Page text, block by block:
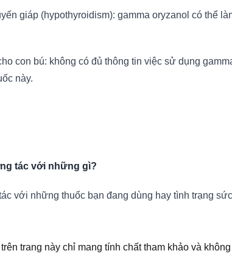
giáp (hypothyroidism): gamma oryzanol có thể
con bú: không có đủ thông tin việc sử dụng
này.
tác với những gì?
với những thuốc bạn đang dùng hay tình trạng
trang này chỉ mang tính chất tham khảo và